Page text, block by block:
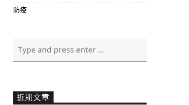
防疫
近期文章